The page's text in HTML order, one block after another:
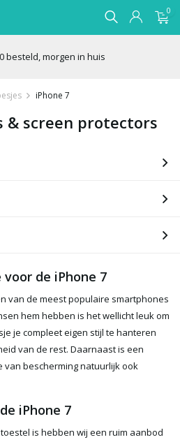
0
besteld, morgen in huis
iPhone 7
& screen protectors
de iPhone 7
van de meest populaire smartphones
hem hebben is het wellicht leuk om
je compleet eigen stijl te hanteren
van de rest. Daarnaast is een
van bescherming natuurlijk ook
iPhone 7
is hebben wij een ruim aanbod